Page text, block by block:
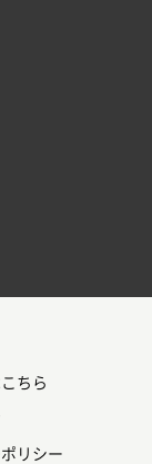
ログラミングの基
ワーク（Java、
ングインターフ
リアを積むにつれ
な知識やスキルが
、◯人月で換算さ
ちら
リシー